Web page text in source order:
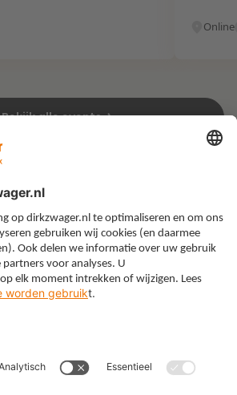
Online
Bekijk alle events